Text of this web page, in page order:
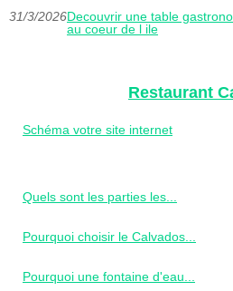
31/3/2026Decouvrir une table
au coeur de l ile
Restaurant
Schéma votre site internet
Quels sont les parties les...
Pourquoi choisir le Calvados...
Pourquoi une fontaine d'eau...